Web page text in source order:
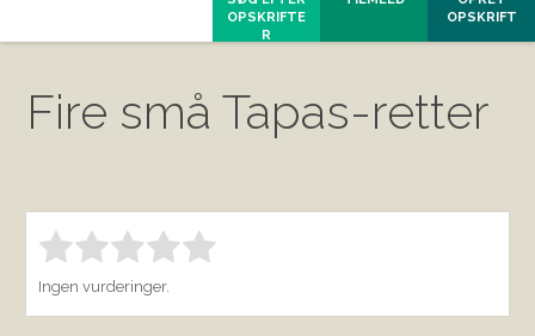
OPSKRIFTE
R
OPSKRIFT
Fire små Tapas-retter
Bedøm denne vare: 1.00
Ingen vurderinger.